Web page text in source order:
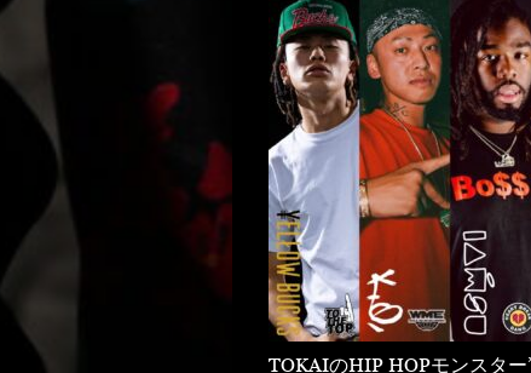
TOKAIのHIP HOPモンスター